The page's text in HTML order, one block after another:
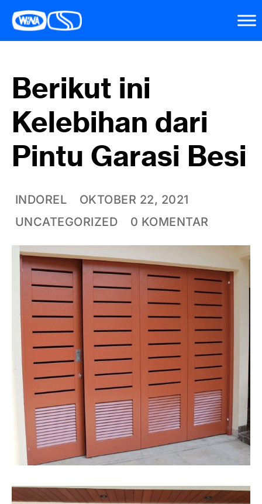
Berikut ini
Kelebihan dari
Pintu Garasi Besi
INDOREL
OKTOBER 22, 2021
UNCATEGORIZED
0 KOMENTAR